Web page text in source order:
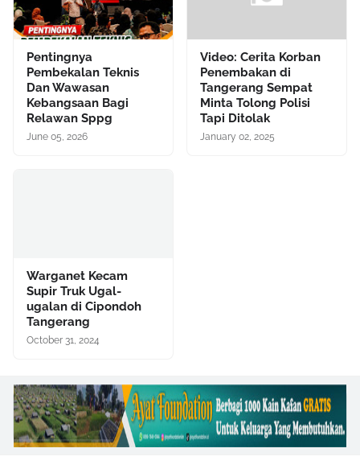
Pentingnya
Pembekalan Teknis
Dan Wawasan
Kebangsaan Bagi
Relawan Sppg
June 05, 2026
Video: Cerita Korban
Penembakan di
Tangerang Sempat
Minta Tolong Polisi
Tapi Ditolak
January 02, 2025
Warganet Kecam
Supir Truk Ugal-
ugalan di Cipondoh
Tangerang
October 31, 2024